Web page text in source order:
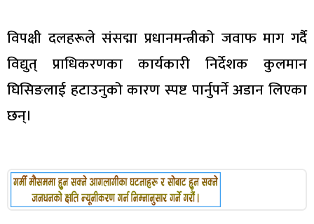
विपक्षी दलहरूले संसद्मा प्रधानमन्त्रीको जवाफ माग गर्दै
विद्युत् प्राधिकरणका कार्यकारी निर्देशक कुलमान
घिसिङलाई हटाउनुको कारण स्पष्ट पार्नुपर्ने अडान लिएका
छन्।